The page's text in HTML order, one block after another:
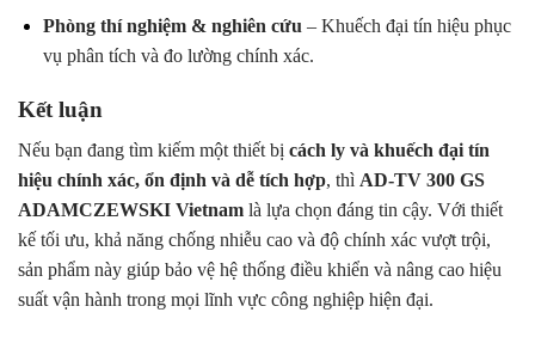
Phòng thí nghiệm & nghiên cứu – Khuếch đại tín hiệu phục
vụ phân tích và đo lường chính xác.
Kết luận
Nếu bạn đang tìm kiếm một thiết bị cách ly và khuếch đại tín
hiệu chính xác, ổn định và dễ tích hợp, thì AD-TV 300 GS
ADAMCZEWSKI Vietnam là lựa chọn đáng tin cậy. Với thiết
kế tối ưu, khả năng chống nhiễu cao và độ chính xác vượt trội,
sản phẩm này giúp bảo vệ hệ thống điều khiển và nâng cao hiệu
suất vận hành trong mọi lĩnh vực công nghiệp hiện đại.